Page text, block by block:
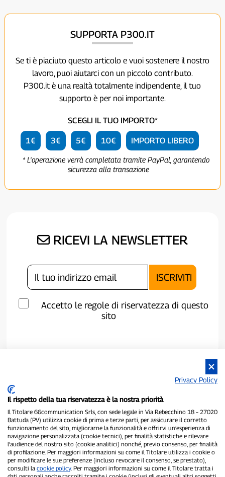
SUPPORTA P300.IT
Se ti è piaciuto questo articolo e vuoi sostenere il nostro
lavoro, puoi aiutarci con un piccolo contributo.
P300.it è una realtà totalmente indipendente, il tuo
supporto è per noi importante.
SCEGLI IL TUO IMPORTO*
1€ 3€ 5€ 10€ IMPORTO LIBERO
* L'operazione verrà completata tramite PayPal, garantendo
sicurezza alla transazione
RICEVI LA NEWSLETTER
Accetto le regole di riservatezza di questo
sito
P300.it è una Testata Giornalistica indipendente
Registrazione numero 1/2021 del 1/2/2021 - Tribunale di Pavia
Proprietario ed editore:66communication Srls- P.IVA
02798890188
Privacy Policy
Il rispetto della tua riservatezza è la nostra priorità
Il Titolare 66communication Srls, con sede legale in Via Rebecchino 18 – 27020
Battuda (PV) utilizza cookie di prima e terze parti, per assicurare il corretto
funzionamento del sito, migliorarne la funzionalità e offrirvi un’esperienza di
navigazione personalizzata (cookie tecnici), per finalità statistiche e rilevare
l’audience del nostro sito (cookie analitici) nonché, previo consenso, per finalità
di profilazione. Per maggiori informazioni su come il Titolare utilizza i cookie o
per modificare le sue preferenze (incluso revocare il consenso, se prestato),
consulti la cookie policy. Per maggiori informazioni su come il Titolare tratta i